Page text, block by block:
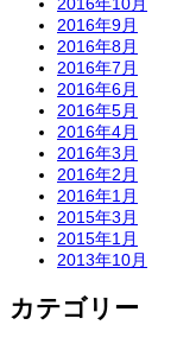
2016年9月
2016年8月
2016年7月
2016年6月
2016年5月
2016年4月
2016年3月
2016年2月
2016年1月
2015年3月
2015年1月
2013年10月
カテゴリー